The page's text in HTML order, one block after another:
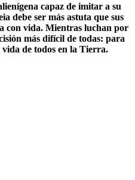
capaz de imitar a su
debe ser más astuta que sus
con vida. Mientras luchan por
más difícil de todas: para
de todos en la Tierra.